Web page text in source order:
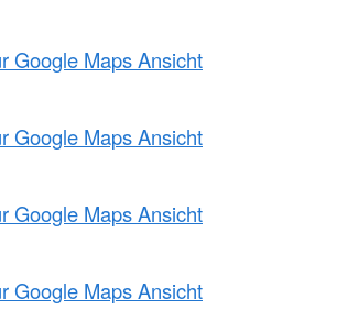
Google Maps Ansicht
Google Maps Ansicht
Google Maps Ansicht
Google Maps Ansicht